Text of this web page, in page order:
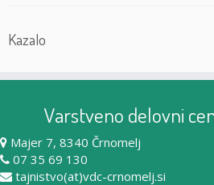
Kazalo
Varstveno delovni
Majer 7, 8340 Črnomelj
07 35 69 130
tajnistvo(at)vdc-crnomelj.si